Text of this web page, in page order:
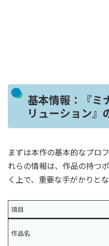
基本情報：『ミ
リューション』
まずは本作の基本的なプロ
れらの情報は、作品の持つ
く上で、重要な手がかりとな
項目
作品名